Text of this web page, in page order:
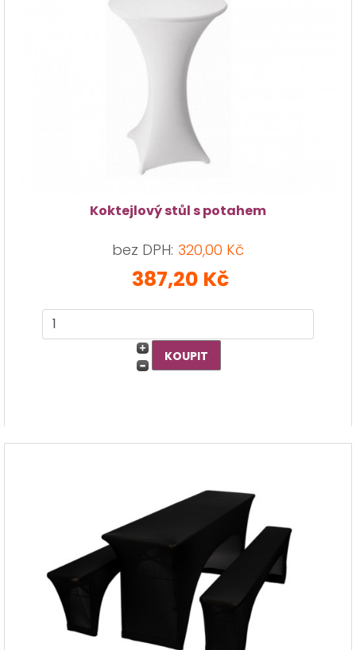
Koktejlový stůl s potahem
bez DPH: 320,00 Kč
387,20 Kč